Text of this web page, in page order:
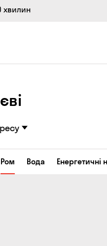
хвилин
Ром Вода Енергетичні